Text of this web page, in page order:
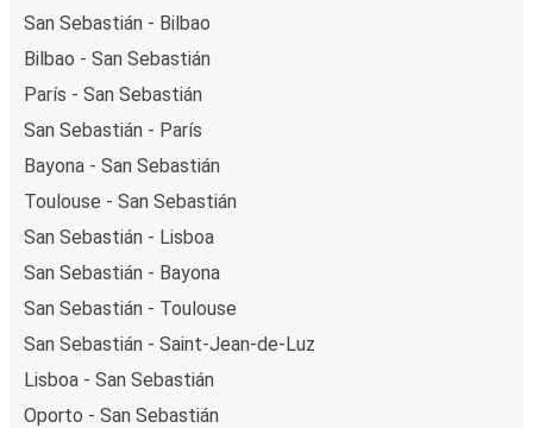
San Sebastián - Bilbao
Bilbao - San Sebastián
París - San Sebastián
San Sebastián - París
Bayona - San Sebastián
Toulouse - San Sebastián
San Sebastián - Lisboa
San Sebastián - Bayona
San Sebastián - Toulouse
San Sebastián - Saint-Jean-de-Luz
Lisboa - San Sebastián
Oporto - San Sebastián